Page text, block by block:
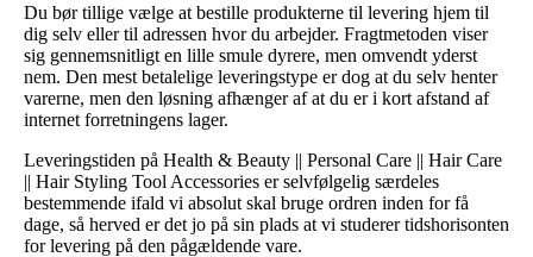
Du bør tillige vælge at bestille produkterne til levering hjem til
dig selv eller til adressen hvor du arbejder. Fragtmetoden viser
sig gennemsnitligt en lille smule dyrere, men omvendt yderst
nem. Den mest betalelige leveringstype er dog at du selv henter
varerne, men den løsning afhænger af at du er i kort afstand af
internet forretningens lager.
Leveringstiden på Health & Beauty || Personal Care || Hair Care
|| Hair Styling Tool Accessories er selvfølgelig særdeles
bestemmende ifald vi absolut skal bruge ordren inden for få
dage, så herved er det jo på sin plads at vi studerer tidshorisonten
for levering på den pågældende vare.